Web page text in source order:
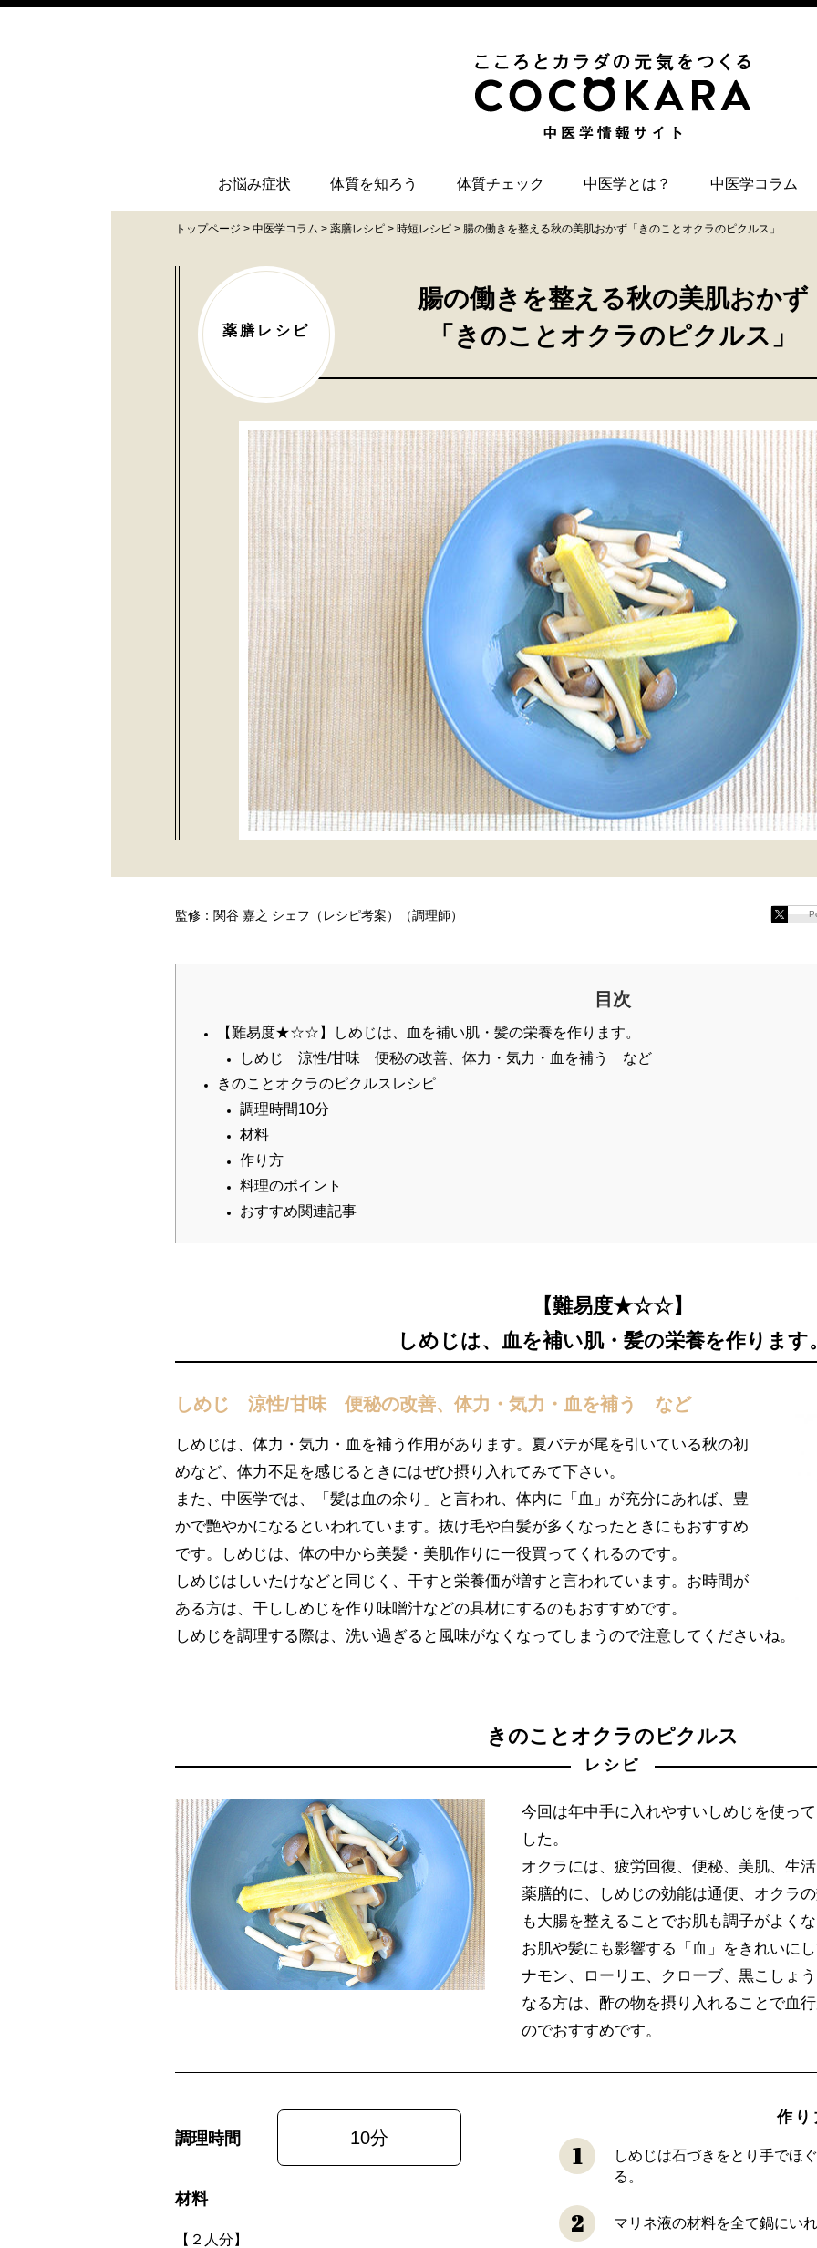
お悩み症状 体質を知ろう 体質チェック 中医学とは？ 中医学コラム
トップページ > 中医学コラム > 薬膳レシピ > 時短レシピ > 腸の働きを整える秋の美肌おかず 「きのことオクラのピクルス」
薬膳 レシピ
腸の働きを整える秋の美肌おかず
「きのことオクラのピクルス」
監修：関谷 嘉之 シェフ（レシピ考案）（調理師）
目次
【難易度★☆☆】しめじは、血を補い肌・髪の栄養を作ります。
しめじ 涼性/甘味 便秘の改善、体力・気力・血を補う など
きのことオクラのピクルスレシピ
調理時間10分
材料
作り方
料理のポイント
おすすめ関連記事
【難易度★☆☆】
しめじは、血を補い肌・髪の栄養を作ります
しめじ 涼性/甘味 便秘の改善、体力・気力・血を補う など
しめじは、体力・気力・血を補う作用があります。夏バテが尾を引いている秋の初
めなど、体力不足を感じるときにはぜひ摂り入れてみて下さい。
また、中医学では、「髪は血の余り」と言われ、体内に「血」が充分にあれば、豊
かで艷やかになるといわれています。抜け毛や白髪が多くなったときにもおすすめ
です。しめじは、体の中から美髪・美肌作りに一役買ってくれるのです。
しめじはしいたけなどと同じく、干すと栄養価が増すと言われています。お時間が
ある方は、干ししめじを作り味噌汁などの具材にするのもおすすめです。
しめじを調理する際は、洗い過ぎると風味がなくなってしまうので注意してくださいね。
きのことオクラのピクルス
レシピ
今回は年中手に入れやすいしめじを使っ
した。
オクラには、疲労回復、便秘、美肌、生
薬膳的に、しめじの効能は通便、オクラ
も大腸を整えることでお肌も調子がよく
お肌や髪にも影響する「血」をきれいに
ナモン、ローリエ、クローブ、黒こしょ
なる方は、酢の物を摂り入れることで血
のでおすすめです。
調理時間 10分
材料
【２人分】
作
1
しめじは石づきをとり手でほ
る。
2 マリネ液の材料を全て鍋にい